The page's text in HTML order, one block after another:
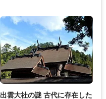
出雲大社の謎 古代に存在した